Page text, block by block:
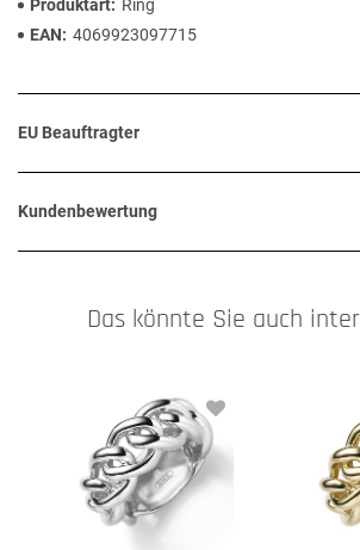
Produktart
Ring
EAN
4069923097715
EU Beauftragter
Kundenbewertung
Das könnte Sie auch